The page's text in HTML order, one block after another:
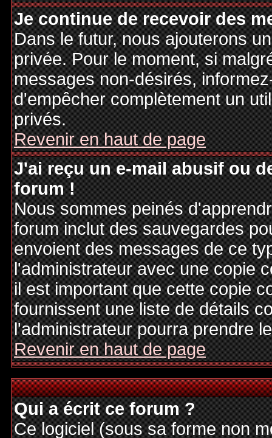
Je continue de recevoir des
Dans le futur, nous ajouterons
privée. Pour le moment, si
messages non-désirés,
d'empêcher complètement un
privés.
Revenir en haut de page
J'ai reçu un e-mail abusif ou
forum !
Nous sommes peinés
forum inclut des sauvegardes
envoient des messages de ce
l'administrateur avec une copie
il est important que cette copie
fournissent une liste de détails
l'administrateur pourra prendre
Revenir en haut de page
Qui a écrit ce forum ?
Ce logiciel (sous sa forme non